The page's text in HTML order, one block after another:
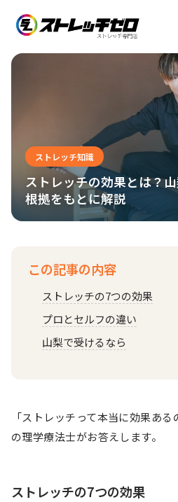
ストレッチ知識
ストレッチの効果とは？
根拠をもとに解説
この記事の内容
ストレッチの7つの効果
プロとセルフの違い
山梨で受けるなら
「ストレッチって本当に効果あ
の理学療法士がお答えします。
ストレッチの7つの効果